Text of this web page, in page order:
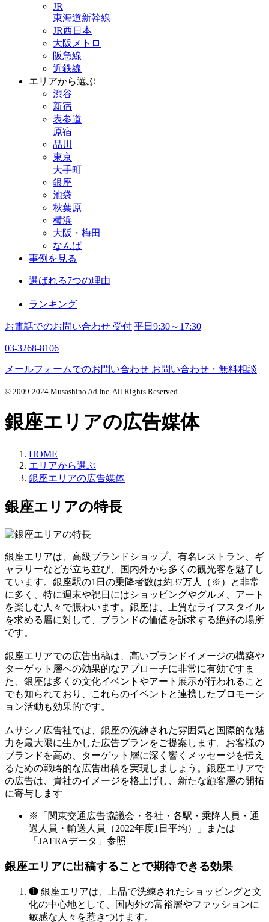
JR
東海道新幹線
JR西日本
大阪メトロ
阪急線
近鉄線
エリアから選ぶ
渋谷
新宿
表参道
原宿
品川
東京
大手町
銀座
池袋
秋葉原
横浜
大阪・梅田
なんば
事例を見る
選ばれる7つの理由
ランキング
お電話でのお問い合わせ 受付|平日9:30～17:30
03-3268-8106
メールフォームでのお問い合わせ お問い合わせ・無料相談
© 2009-2024 Musashino Ad Inc. All Rights Reserved.
銀座エリアの広告媒体
HOME
エリアから選ぶ
銀座エリアの広告媒体
銀座エリアの特長
銀座エリアは、高級ブランドショップ、有名レストラン、ギ
ャラリーなどが立ち並び、国内外から多くの観光客を魅了し
ています。銀座駅の1日の乗降者数は約37万人（※）と非常
に多く、特に週末や祝日にはショッピングやグルメ、アート
を楽しむ人々で賑わいます。銀座は、上質なライフスタイル
を求める層に対して、ブランドの価値を訴求する絶好の場所
です。
銀座エリアでの広告出稿は、高いブランドイメージの構築や
ターゲット層への効果的なアプローチに非常に有効ですま
た、銀座は多くの文化イベントやアート展示が行われること
でも知られており、これらのイベントと連携したプロモーシ
ョン活動も効果的です。
ムサシノ広告社では、銀座の洗練された雰囲気と国際的な魅
力を最大限に生かした広告プランをご提案します。お客様の
ブランドを高め、ターゲット層に深く響くメッセージを伝え
るための戦略的な広告出稿を実現しましょう。銀座エリアで
の広告は、貴社のイメージを格上げし、新たな顧客層の開拓
に寄与します
※「関東交通広告協議会・各社・各駅・乗降人員・通
過人員・輸送人員（2022年度1日平均）」または
「JAFRAデータ」参照
銀座エリアに出稿することで期待できる効果
❶ 銀座エリアは、上品で洗練されたショッピングと文
化の中心地として、国内外の富裕層やファッションに
敏感な人々を惹きつけます。